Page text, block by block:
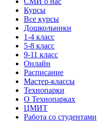
Курсы
Все курсы
Дошкольники
1-4 класс
5-8 класс
9-11 класс
Онлайн
Расписание
Мастер-классы
Технопарки
О Технопарках
ЦМИТ
Работа со студентами